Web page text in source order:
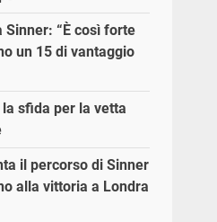
“È così forte
un 15 di vantaggio
sfida per la vetta
il percorso di Sinner
alla vittoria a Londra